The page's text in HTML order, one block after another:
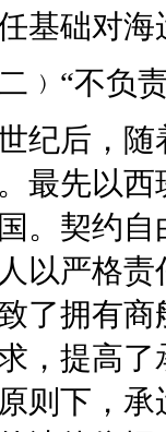
基础对海
二﹚“不负
纪后，
最先以
。契约自
以严格责
了拥有
，提高
则下，